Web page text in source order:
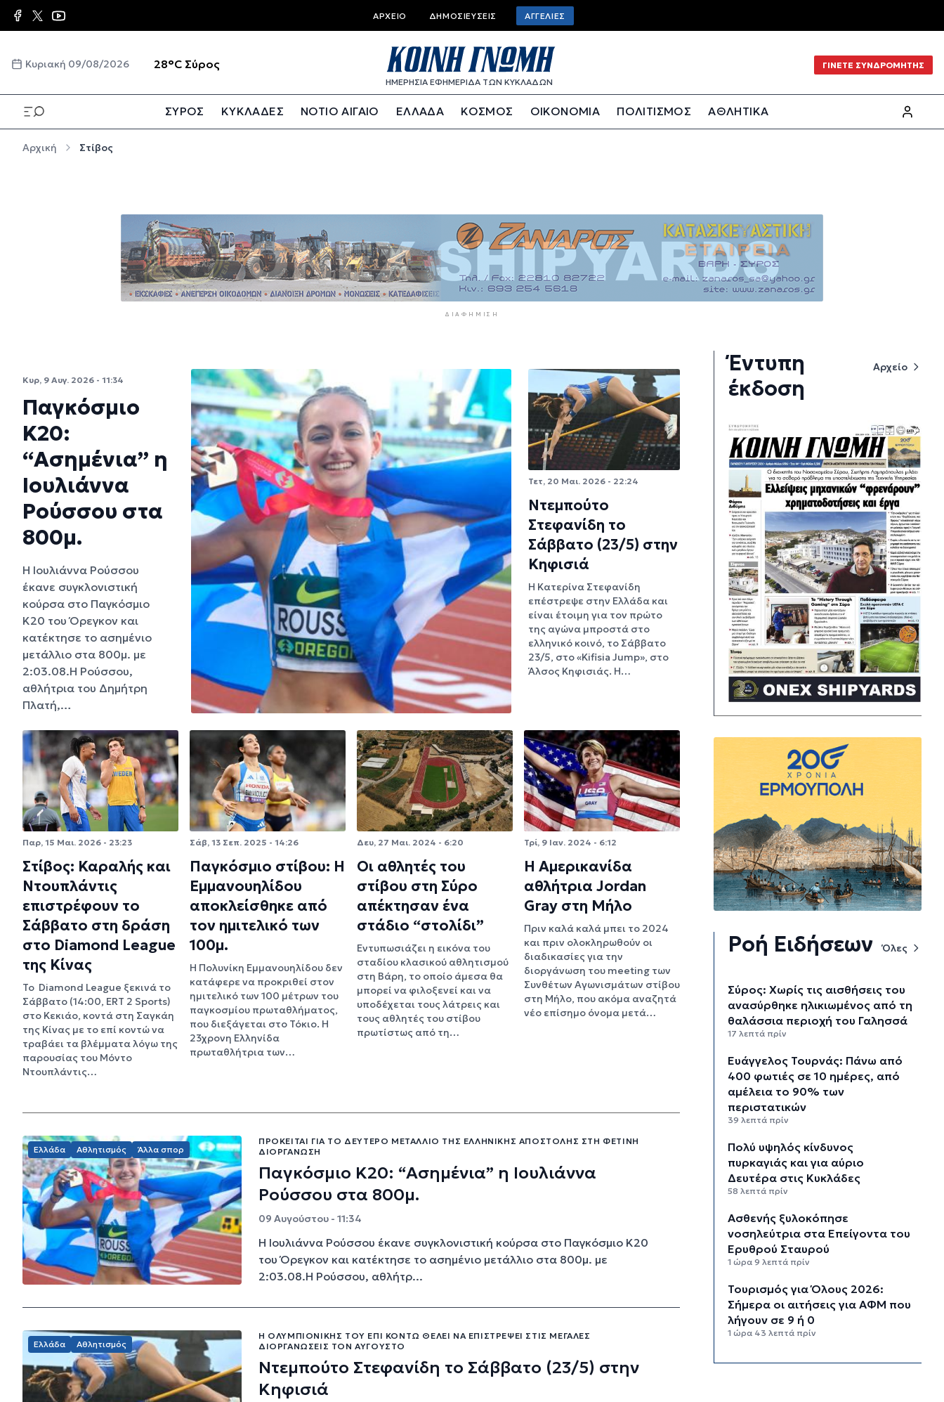
Παράκαμψη προς το κυρίως περιεχόμενο Top bar menu
ΑΡΧΕΊΟ ΔΗΜΟΣΙΕΎΣΕΙΣ ΑΓΓΕΛΊΕΣ
Κυριακή 09/08/2026 28°C Σύρος
ΗΜΕΡΗΣΙΑ ΕΦΗΜΕΡΙΔΑ ΤΩΝ ΚΥΚΛΑΔΩΝ
ΓΙΝΕΤΕ ΣΥΝΔΡΟΜΗΤΗΣ
ΣΥΡΟΣ ΚΥΚΛΑΔΕΣ ΝΟΤΙΟ ΑΙΓΑΙΟ ΕΛΛΑΔΑ ΚΟΣΜΟΣ ΟΙΚΟΝΟΜΙΑ ΠΟΛΙΤΙΣΜΟΣ
ΑΘΛΗΤΙΚΑ
Αρχική Στίβος
ΔΙΑΦΉΜΙΣΗ
Κυρ, 9 Αυγ. 2026 - 11:34
Παγκόσμιο
Κ20:
“Ασημένια” η
Ιουλιάννα
Ρούσσου στα
800μ.
Η Ιουλιάννα Ρούσσου
έκανε συγκλονιστική
κούρσα στο Παγκόσμιο
Κ20 του Όρεγκον και
κατέκτησε το ασημένιο
μετάλλιο στα 800μ. με
2:03.08.Η Ρούσσου,
αθλήτρια του Δημήτρη
Πλατή,…
Τετ, 20 Μαι. 2026 - 22:24
Ντεμπούτο
Στεφανίδη το
Σάββατο (23/5) στην
Κηφισιά
Η Κατερίνα Στεφανίδη
επέστρεψε στην Ελλάδα και
είναι έτοιμη για τον πρώτο
της αγώνα μπροστά στο
ελληνικό κοινό, το Σάββατο
23/5, στο «Kifisia Jump», στο
Άλσος Κηφισιάς. Η…
Παρ, 15 Μαι. 2026 - 23:23
Στίβος: Καραλής και
Ντουπλάντις
επιστρέφουν το
Σάββατο στη δράση
στο Diamond League
της Κίνας
To Diamond League ξεκινά το
Σάββατο (14:00, ERT 2 Sports)
στο Κεκιάο, κοντά στη Σαγκάη
της Κίνας με το επί κοντώ να
τραβάει τα βλέμματα λόγω της
παρουσίας του Μόντο
Ντουπλάντις…
Σάβ, 13 Σεπ. 2025 - 14:26
Παγκόσμιο στίβου: Η
Εμμανουηλίδου
αποκλείσθηκε από
τον ημιτελικό των
100μ.
Η Πολυνίκη Εμμανουηλίδου δεν
κατάφερε να προκριθεί στον
ημιτελικό των 100 μέτρων του
παγκοσμίου πρωταθλήματος,
που διεξάγεται στο Τόκιο. Η
23χρονη Ελληνίδα
πρωταθλήτρια των…
Δευ, 27 Μαι. 2024 - 6:20
Οι αθλητές του
στίβου στη Σύρο
απέκτησαν ένα
στάδιο “στολίδι”
Εντυπωσιάζει η εικόνα του
σταδίου κλασικού αθλητισμού
στη Βάρη, το οποίο άμεσα θα
μπορεί να φιλοξενεί και να
υποδέχεται τους λάτρεις και
τους αθλητές του στίβου
πρωτίστως από τη…
Τρί, 9 Ιαν. 2024 - 6:12
Η Αμερικανίδα
αθλήτρια Jordan
Gray στη Μήλο
Πριν καλά καλά μπει το 2024
και πριν ολοκληρωθούν οι
διαδικασίες για την
διοργάνωση του meeting των
Συνθέτων Αγωνισμάτων στίβου
στη Μήλο, που ακόμα αναζητά
νέο επίσημο όνομα μετά…
Ελλάδα Αθλητισμός Άλλα σπορ
ΠΡΌΚΕΙΤΑΙ ΓΙΑ ΤΟ ΔΕΎΤΕΡΟ ΜΕΤΆΛΛΙΟ ΤΗΣ ΕΛΛΗΝΙΚΉΣ ΑΠΟΣΤΟΛΉΣ ΣΤΗ ΦΕΤΙΝΉ
ΔΙΟΡΓΆΝΩΣΗ
Παγκόσμιο Κ20: “Ασημένια” η Ιουλιάννα
Ρούσσου στα 800μ.
09 Αυγούστου - 11:34
Η Ιουλιάννα Ρούσσου έκανε συγκλονιστική κούρσα στο Παγκόσμιο Κ20
του Όρεγκον και κατέκτησε το ασημένιο μετάλλιο στα 800μ. με
2:03.08.Η Ρούσσου, αθλήτρ...
Ελλάδα Αθλητισμός
Η ΟΛΥΜΠΙΟΝΊΚΗΣ ΤΟΥ ΕΠΊ ΚΟΝΤΏ ΘΈΛΕΙ ΝΑ ΕΠΙΣΤΡΈΨΕΙ ΣΤΙΣ ΜΕΓΆΛΕΣ
ΔΙΟΡΓΑΝΏΣΕΙΣ ΤΟΝ ΑΎΓΟΥΣΤΟ
Ντεμπούτο Στεφανίδη το Σάββατο (23/5) στην
Κηφισιά
Έντυπη
έκδοση
Αρχείο
Ροή Ειδήσεων Όλες
Σύρος: Χωρίς τις αισθήσεις του
ανασύρθηκε ηλικιωμένος από τη
θαλάσσια περιοχή του Γαλησσά
17 λεπτά πρίν
Ευάγγελος Τουρνάς: Πάνω από
400 φωτιές σε 10 ημέρες, από
αμέλεια το 90% των
περιστατικών
39 λεπτά πρίν
Πολύ υψηλός κίνδυνος
πυρκαγιάς και για αύριο
Δευτέρα στις Κυκλάδες
58 λεπτά πρίν
Ασθενής ξυλοκόπησε
νοσηλεύτρια στα Επείγοντα του
Ερυθρού Σταυρού
1 ώρα 9 λεπτά πρίν
Τουρισμός για Όλους 2026:
Σήμερα οι αιτήσεις για ΑΦΜ που
λήγουν σε 9 ή 0
1 ώρα 43 λεπτά πρίν
Μήλος: Ελικόπτερο “πάρκαρε”